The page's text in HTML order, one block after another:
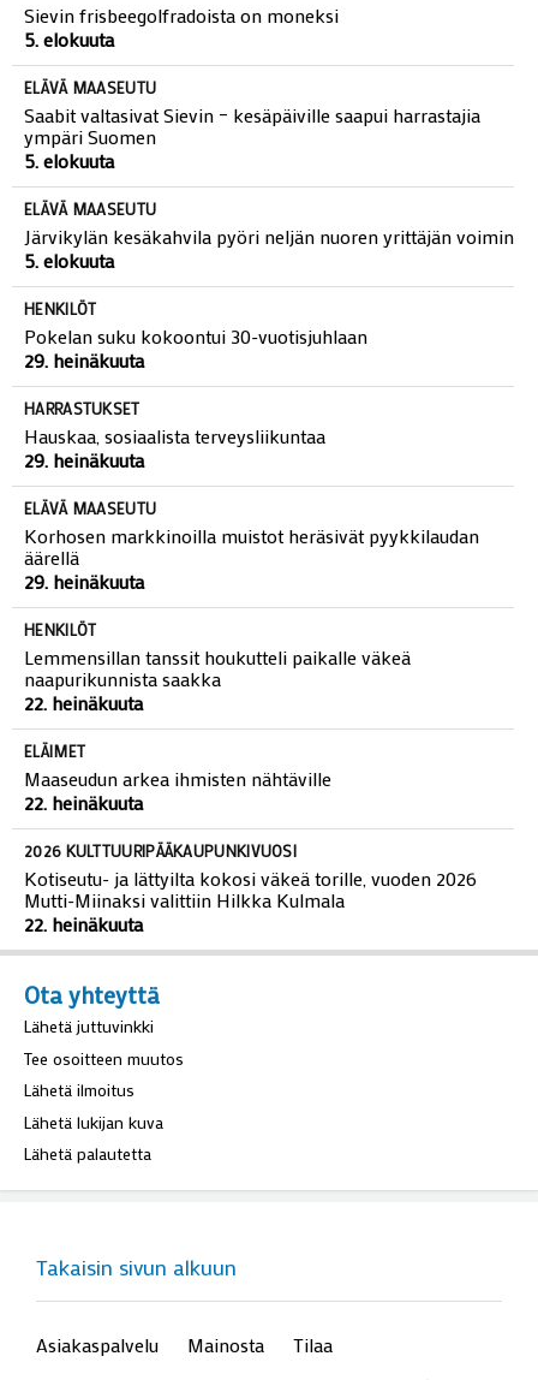
Sievin frisbeegolfradoista on moneksi
5. elokuuta
ELÄVÄ MAASEUTU
Saabit valtasivat Sievin – kesäpäiville saapui harrastajia
ympäri Suomen
5. elokuuta
ELÄVÄ MAASEUTU
Järvikylän kesäkahvila pyöri neljän nuoren yrittäjän voimin
5. elokuuta
HENKILÖT
Pokelan suku kokoontui 30-vuotisjuhlaan
29. heinäkuuta
HARRASTUKSET
Hauskaa, sosiaalista terveysliikuntaa
29. heinäkuuta
ELÄVÄ MAASEUTU
Korhosen markkinoilla muistot heräsivät pyykkilaudan
äärellä
29. heinäkuuta
HENKILÖT
Lemmensillan tanssit houkutteli paikalle väkeä
naapurikunnista saakka
22. heinäkuuta
ELÄIMET
Maaseudun arkea ihmisten nähtäville
22. heinäkuuta
2026 KULTTUURIPÄÄKAUPUNKIVUOSI
Kotiseutu- ja lättyilta kokosi väkeä torille, vuoden 2026
Mutti-Miinaksi valittiin Hilkka Kulmala
22. heinäkuuta
Ota yhteyttä
Lähetä juttuvinkki
Tee osoitteen muutos
Lähetä ilmoitus
Lähetä lukijan kuva
Lähetä palautetta
Takaisin sivun alkuun
Asiakaspalvelu Mainosta
Tilaa